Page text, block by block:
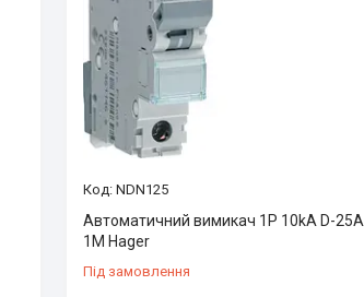
NDN125
Автоматичний вимикач 1P 10kA D-25A
1M Hager
Під замовлення